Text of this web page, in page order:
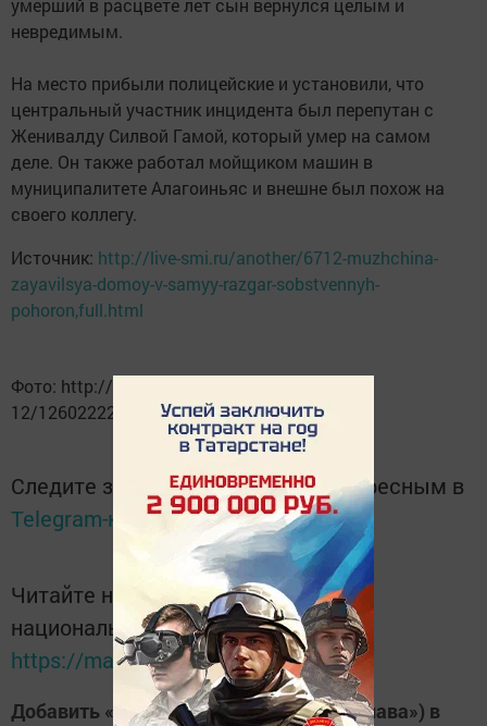
умерший в расцвете лет сын вернулся целым и
невредимым.
На место прибыли полицейские и установили, что
центральный участник инцидента был перепутан с
Женивалду Силвой Гамой, который умер на самом
деле. Он также работал мойщиком машин в
муниципалитете Алагоиньяс и внешне был похож на
своего коллегу.
Источник: http://live-smi.ru/another/6712-muzhchina-
zayavilsya-domoy-v-samyy-razgar-sobstvennyh-
pohoron,full.html
Фото: http://placepic.ru/uploads/posts/2009-
12/1260222225_15.jpg
Следите за самым важным и интересным в
Telegram-каналеТатмедиа
Читайте новости Татарстана в
национальном мессенджере MАХ:
https://max.ru/tatmedia
Добавить «Хезмэт даны» («Трудовая слава») в